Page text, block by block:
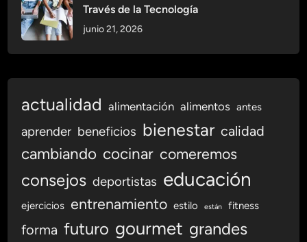
e
e
r
a
D
í
:
¿
u
Través de la Tecnología
junio 21, 2026
actualidad alimentación alimentos antes
aprender beneficios bienestar calidad
cambiando cocinar comeremos
consejos deportistas educación
ejercicios entrenamiento estilo están fitness
forma futuro gourmet grandes